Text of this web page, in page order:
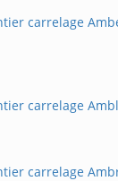
carrelage
carrelage
carrelage